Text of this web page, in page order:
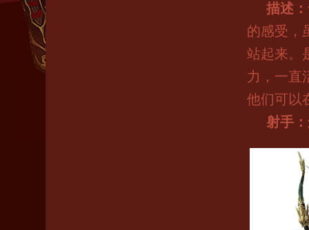
描述：
的感受，
站起来。
力，一直
他们可以
射手